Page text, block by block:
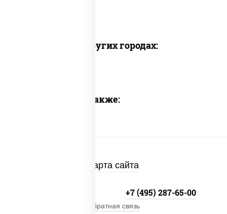
Доставка в других городах:
Предлагаем также:
Карта сайта
+7 (495) 287-65-00
Обратная связь